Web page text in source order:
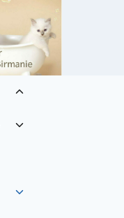
Ouvrir/fermer
enfant
Ouvrir/fermer
Ouvrir/fermer